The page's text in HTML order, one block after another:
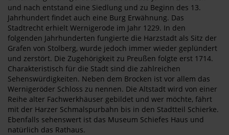
und nach entstand eine Siedlung und zu Beginn des 13.
Jahrhundert findet auch eine Burg Erwähnung. Das
Stadtrecht erhielt Wernigerode im Jahr 1229. In den
folgenden Jahrhunderten fungierte die Harzstadt als Sitz der
Grafen von Stolberg, wurde jedoch immer wieder geplündert
und zerstört. Die Zugehörigkeit zu Preußen folgte erst 1714.
Charakteristisch für die Stadt sind die zahlreichen
Sehenswürdigkeiten. Neben dem Brocken ist vor allem das
Wernigeröder Schloss zu nennen. Die Altstadt wird von einer
Reihe alter Fachwerkhäuser gebildet und wer möchte, fährt
mit der Harzer Schmalspurbahn bis in den Stadtteil Schierke.
Ebenfalls sehenswert ist das Museum Schiefes Haus und
natürlich das Rathaus.